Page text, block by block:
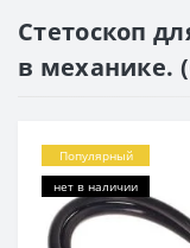
Стетоскоп
в механике.
Популярный
нет в наличии